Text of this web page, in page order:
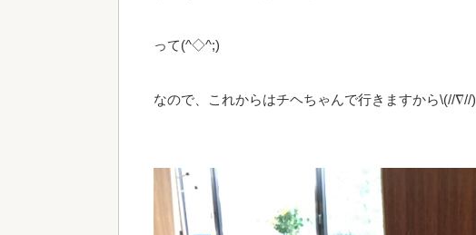
って(^◇^;)
なので、これからはチヘちゃんで行きますから\(//∇//